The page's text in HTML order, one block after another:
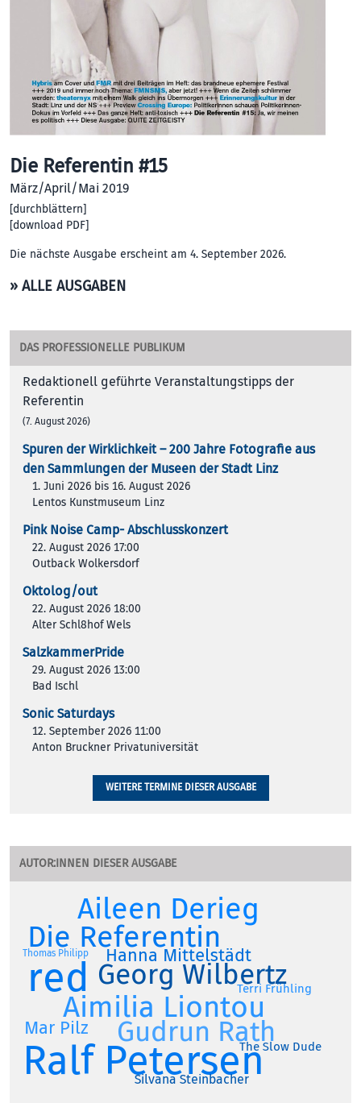
Die Referentin #15
März/April/Mai 2019
[durchblättern]
[download PDF]
Die nächste Ausgabe erscheint am 4. September 2026.
» ALLE AUSGABEN
DAS PROFESSIONELLE PUBLIKUM
Redaktionell geführte Veranstaltungstipps der
Referentin
(7. August 2026)
Spuren der Wirklichkeit – 200 Jah­re Foto­gra­fie aus
den Samm­lun­gen der Muse­en der Stadt Linz
1. Juni 2026 bis 16. August 2026
Lentos Kunstmuseum Linz
Pink Noise Camp- Abschlusskonzert
22. August 2026 17:00
Outback Wolkersdorf
Oktolog/out
22. August 2026 18:00
Alter Schl8hof Wels
SalzkammerPride
29. August 2026 13:00
Bad Ischl
Sonic Saturdays
12. September 2026 11:00
Anton Bruckner Privatuniversität
WEITERE TERMINE DIESER AUSGABE
AUTOR:INNEN DIESER AUSGABE
Ralf Petersen
red
Aileen Derieg
Aimilia Liontou
Die Referentin
Georg Wilbertz
Gudrun Rath
Hanna Mittelstädt
Mar Pilz
Silvana Steinbacher
Terri Frühling
The Slow Dude
Thomas Philipp